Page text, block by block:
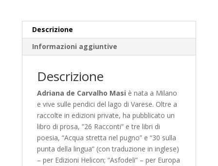
Descrizione
Informazioni aggiuntive
Descrizione
Adriana de Carvalho Masi è nata a Milano
e vive sulle pendici del lago di Varese. Oltre a
raccolte in edizioni private, ha pubblicato un
libro di prosa, ”26 Racconti” e tre libri di
poesia, “Acqua stretta nel pugno” e “30 sulla
punta della lingua” (con traduzione in inglese)
– per Edizioni Helicon; “Asfodeli” – per Europa